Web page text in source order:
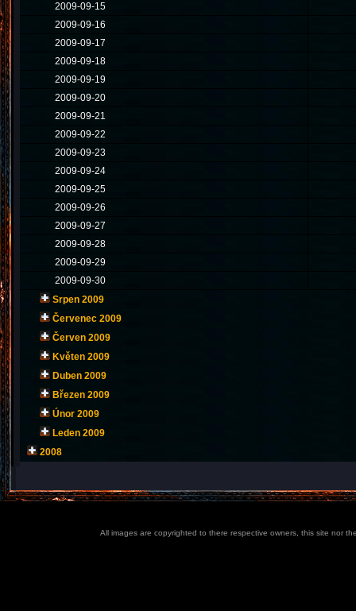
2009-09-15
2009-09-16
2009-09-17
2009-09-18
2009-09-19
2009-09-20
2009-09-21
2009-09-22
2009-09-23
2009-09-24
2009-09-25
2009-09-26
2009-09-27
2009-09-28
2009-09-29
2009-09-30
Srpen 2009
Červenec 2009
Červen 2009
Květen 2009
Duben 2009
Březen 2009
Únor 2009
Leden 2009
2008
All images are copyrighted to there respective owners, this site nor